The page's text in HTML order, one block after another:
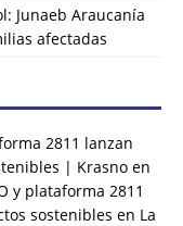
Junaeb Araucanía
afectadas
2811 lanzan
| Krasno en
y plataforma 2811
sostenibles en La